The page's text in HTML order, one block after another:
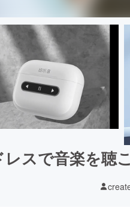
レスで音楽を聴